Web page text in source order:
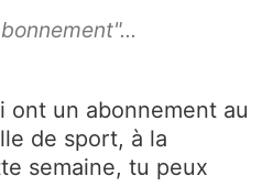
ont un abonnement au
de sport, à la
semaine, tu peux